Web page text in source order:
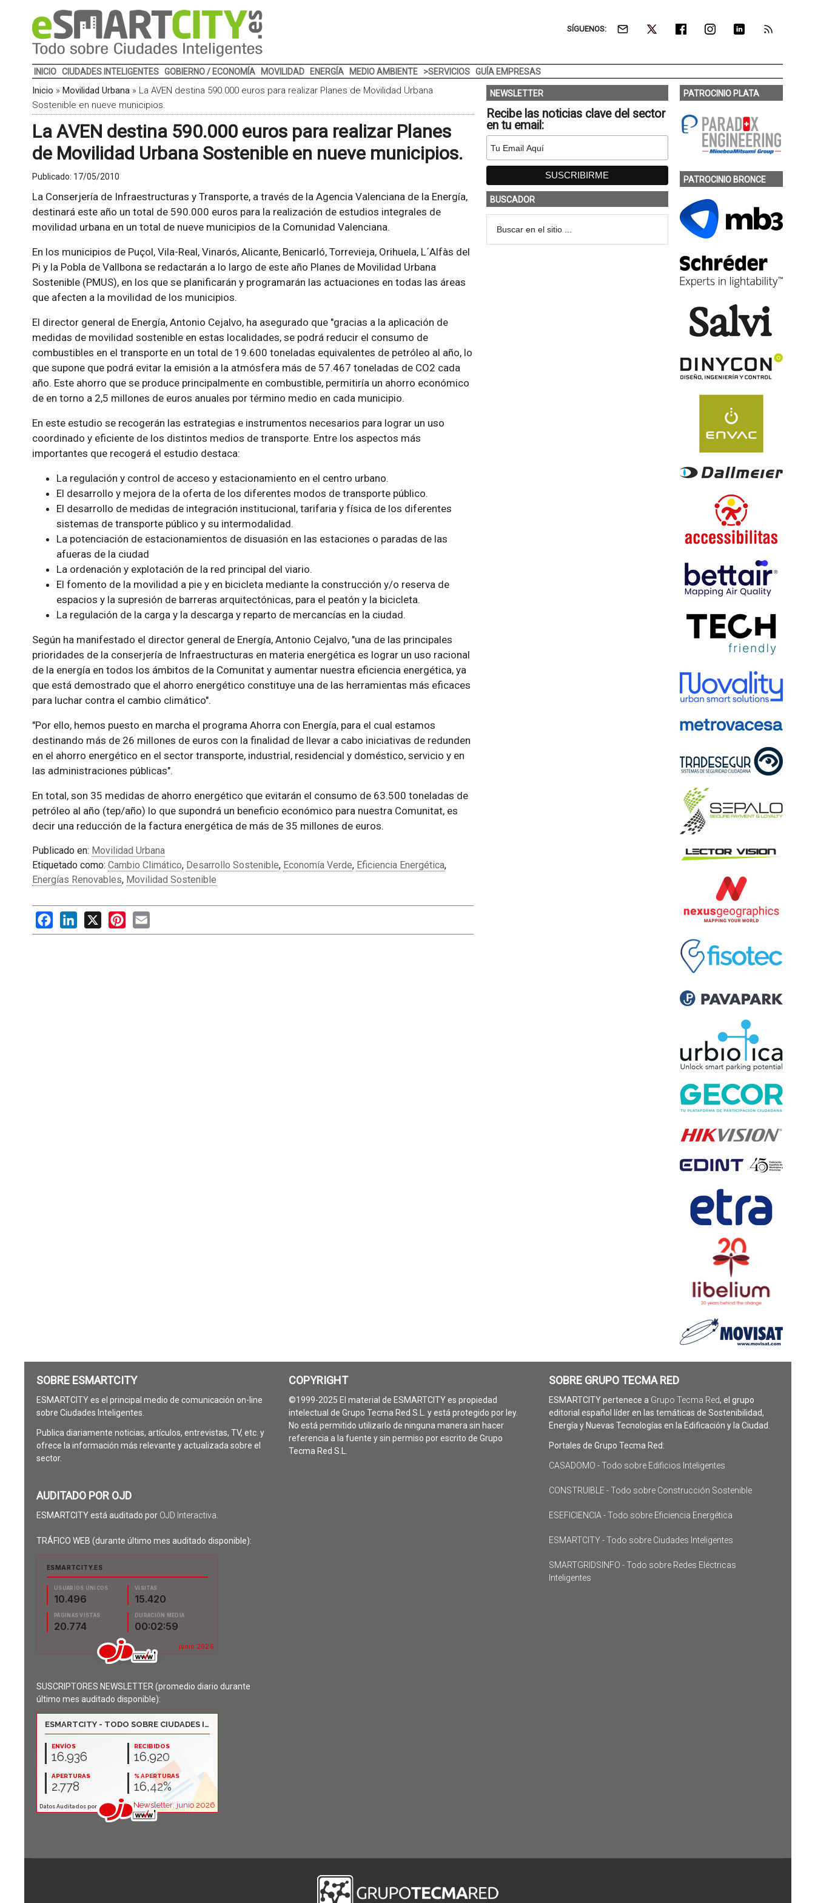
SÍGUENOS:
INICIO CIUDADES INTELIGENTES GOBIERNO / ECONOMÍA MOVILIDAD ENERGÍA MEDIO AMBIENTE >SERVICIOS GUÍA EMPRESAS
Inicio » Movilidad Urbana» La AVEN destina 590.000 euros para realizar Planes de Movilidad Urbana
Sostenible en nueve municipios.
La AVEN destina 590.000 euros para realizar Planes
de Movilidad Urbana Sostenible en nueve municipios.
Publicado: 17/05/2010
La Conserjería de Infraestructuras y Transporte, a través de la Agencia Valenciana de la Energía,
destinará este año un total de 590.000 euros para la realización de estudios integrales de
movilidad urbana en un total de nueve municipios de la Comunidad Valenciana.
En los municipios de Puçol, Vila-Real, Vinarós, Alicante, Benicarló, Torrevieja, Orihuela, L´Alfàs del
Pi y la Pobla de Vallbona se redactarán a lo largo de este año Planes de Movilidad Urbana
Sostenible (PMUS), en los que se planificarán y programarán las actuaciones en todas las áreas
que afecten a la movilidad de los municipios.
El director general de Energía, Antonio Cejalvo, ha asegurado que "gracias a la aplicación de
medidas de movilidad sostenible en estas localidades, se podrá reducir el consumo de
combustibles en el transporte en un total de 19.600 toneladas equivalentes de petróleo al año, lo
que supone que podrá evitar la emisión a la atmósfera más de 57.467 toneladas de CO2 cada
año. Este ahorro que se produce principalmente en combustible, permitiría un ahorro económico
de en torno a 2,5 millones de euros anuales por término medio en cada municipio.
En este estudio se recogerán las estrategias e instrumentos necesarios para lograr un uso
coordinado y eficiente de los distintos medios de transporte. Entre los aspectos más
importantes que recogerá el estudio destaca:
La regulación y control de acceso y estacionamiento en el centro urbano.
El desarrollo y mejora de la oferta de los diferentes modos de transporte público.
El desarrollo de medidas de integración institucional, tarifaria y física de los diferentes
sistemas de transporte público y su intermodalidad.
La potenciación de estacionamientos de disuasión en las estaciones o paradas de las
afueras de la ciudad
La ordenación y explotación de la red principal del viario.
El fomento de la movilidad a pie y en bicicleta mediante la construcción y/o reserva de
espacios y la supresión de barreras arquitectónicas, para el peatón y la bicicleta.
La regulación de la carga y la descarga y reparto de mercancías en la ciudad.
Según ha manifestado el director general de Energía, Antonio Cejalvo, "una de las principales
prioridades de la conserjería de Infraestructuras en materia energética es lograr un uso racional
de la energía en todos los ámbitos de la Comunitat y aumentar nuestra eficiencia energética, ya
que está demostrado que el ahorro energético constituye una de las herramientas más eficaces
para luchar contra el cambio climático".
"Por ello, hemos puesto en marcha el programa Ahorra con Energía, para el cual estamos
destinando más de 26 millones de euros con la finalidad de llevar a cabo iniciativas de redunden
en el ahorro energético en el sector transporte, industrial, residencial y doméstico, servicio y en
las administraciones públicas".
En total, son 35 medidas de ahorro energético que evitarán el consumo de 63.500 toneladas de
petróleo al año (tep/año) lo que supondrá un beneficio económico para nuestra Comunitat, es
decir una reducción de la factura energética de más de 35 millones de euros.
Publicado en: Movilidad Urbana
Etiquetado como: Cambio Climático, Desarrollo Sostenible, Economía Verde, Eficiencia Energética,
Energías Renovables, Movilidad Sostenible
FacebookLinkedIn
X PinterestEmail
NEWSLETTER
Recibe las noticias clave del sector
en tu email:
BUSCADOR
PATROCINIO PLATA
PATROCINIO BRONCE
SOBRE ESMARTCITY
ESMARTCITY es el principal medio de comunicación on-line
sobre Ciudades Inteligentes.
Publica diariamente noticias, artículos, entrevistas, TV, etc. y
ofrece la información más relevante y actualizada sobre el
sector.
AUDITADO POR OJD
ESMARTCITY está auditado por OJD Interactiva
TRÁFICO WEB (durante último mes auditado disponible):
SUSCRIPTORES NEWSLETTER (promedio diario durante
último mes auditado disponible):
COPYRIGHT
©1999-2025 El material de ESMARTCITY es propiedad
intelectual de Grupo Tecma Red S.L. y está protegido por ley.
No está permitido utilizarlo de ninguna manera sin hacer
referencia a la fuente y sin permiso por escrito de Grupo
Tecma Red S.L.
SOBRE GRUPO TECMA RED
ESMARTCITY pertenece a Grupo Tecma Red, el grupo
editorial español líder en las temáticas de Sostenibilidad,
Energía y Nuevas Tecnologías en la Edificación y la Ciudad.
Portales de Grupo Tecma Red:
CASADOMO - Todo sobre Edificios Inteligentes
CONSTRUIBLE - Todo sobre Construcción Sostenible
ESEFICIENCIA - Todo sobre Eficiencia Energética
ESMARTCITY - Todo sobre Ciudades Inteligentes
SMARTGRIDSINFO - Todo sobre Redes Eléctricas
Inteligentes